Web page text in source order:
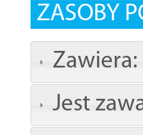
ZASOBY
Zawiera:
Jest